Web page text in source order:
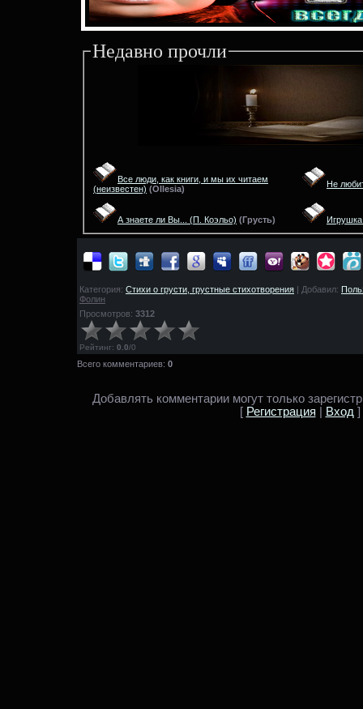
Недавно прочли
Все люди, как книги, и мы их читаем
(неизвестен) (Ollesia) Не
А знаете ли Вы... (П. Коэльо) (Грусть)
Категория: Стихи о грусти, грустные стихотворения | Добавил:
Фолин
Просмотров: 3312
Рейтинг: 0.0/0
Всего комментариев: 0
Добавлять комментарии могут только
[ Регистрация | Вход ]